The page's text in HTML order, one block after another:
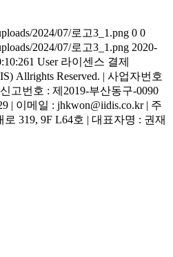
2024/07/로고3_1.png 0 0
2024/07/로고3_1.png 2020-
1 User 라이센스 결제
Allrights Reserved. | 사업자번호
고번호 : 제2019-부산동구-0090
| 이메일 : jhkwon@iidis.co.kr | 주
319, 9F L64호 | 대표자명 : 권재